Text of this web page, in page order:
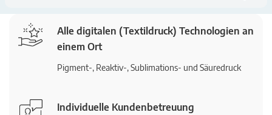
Alle digitalen (Textildruck) Technologien an
einem Ort
Pigment-, Reaktiv-, Sublimations- und Säuredruck
Individuelle Kundenbetreuung